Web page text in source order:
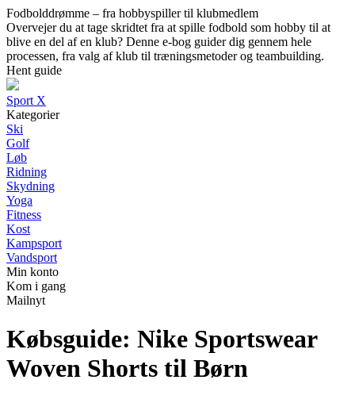
Fodbolddrømme – fra hobbyspiller til klubmedlem
Overvejer du at tage skridtet fra at spille fodbold som hobby til at
blive en del af en klub? Denne e-bog guider dig gennem hele
processen, fra valg af klub til træningsmetoder og teambuilding.
Hent guide
Sport X
Kategorier
Ski
Golf
Løb
Ridning
Skydning
Yoga
Fitness
Kost
Kampsport
Vandsport
Min konto
Kom i gang
Mailnyt
Købsguide: Nike Sportswear
Woven Shorts til Børn